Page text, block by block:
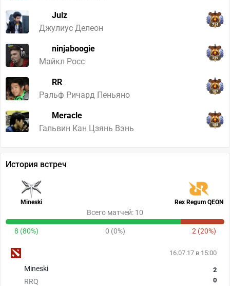
Julz
Джулиус Делеон
714
ninjaboogie
Майкл Росс
319
RR
Ральф Ричард Пеньяно
107
Meracle
Гальвин Кан Цзянь Вэнь
188
История встреч
Mineski Rex Regum QEON
Всего матчей: 10
8 (80%) 0 (0%) 2 (20%)
16.07.17 в 15:00
Mineski
RRQ
2
0